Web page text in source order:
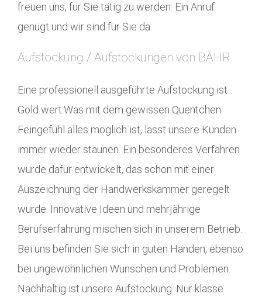
freuen uns, für Sie tätig zu werden. Ein Anruf
genügt und wir sind für Sie da.
Aufstockung / Aufstockungen von BÄHR
Eine professionell ausgeführte Aufstockung ist
Gold wert.Was mit dem gewissen Quentchen
Feingefühl alles möglich ist, lässt unsere Kunden
immer wieder staunen. Ein besonderes Verfahren
wurde dafür entwickelt, das schon mit einer
Auszeichnung der Handwerkskammer geregelt
wurde. Innovative Ideen und mehrjährige
Berufserfahrung mischen sich in unserem Betrieb.
Bei uns befinden Sie sich in guten Händen, ebenso
bei ungewöhnlichen Wünschen und Problemen.
Nachhaltig ist unsere Aufstockung. Nur klasse